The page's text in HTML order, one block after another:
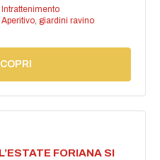
Intrattenimento
Aperitivo, giardini ravino
FORIANA SI